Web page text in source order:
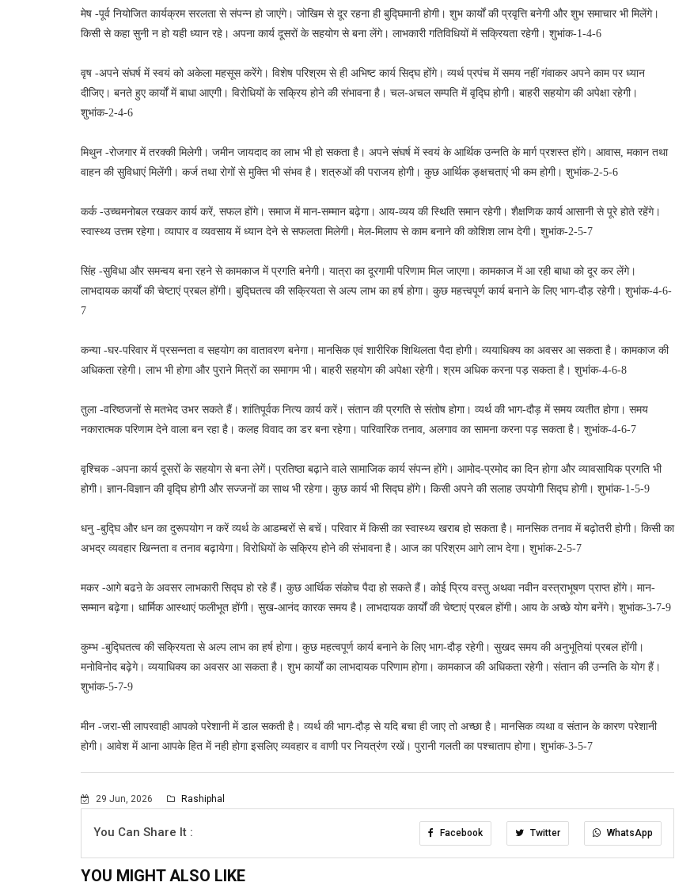
मेष -पूर्व नियोजित कार्यक्रम सरलता से संपन्न हो जाएंगे। जोखिम से दूर रहना ही बुद्घिमानी होगी। शुभ कार्यों की प्रवृत्ति बनेगी और शुभ समाचार भी मिलेंगे।
किसी से कहा सुनी न हो यही ध्यान रहे। अपना कार्य दूसरों के सहयोग से बना लेंगे। लाभकारी गतिविधियों में सक्रियता रहेगी। शुभांक-1-4-6
वृष -अपने संघर्ष में स्वयं को अकेला महसूस करेंगे। विशेष परिश्रम से ही अभिष्ट कार्य सिद्घ होंगे। व्यर्थ प्रपंच में समय नहीं गंवाकर अपने काम पर ध्यान
दीजिए। बनते हुए कार्यों में बाधा आएगी। विरोधियों के सक्रिय होने की संभावना है। चल-अचल सम्पति में वृद्घि होगी। बाहरी सहयोग की अपेक्षा रहेगी।
शुभांक-2-4-6
मिथुन -रोजगार में तरक्की मिलेगी। जमीन जायदाद का लाभ भी हो सकता है। अपने संघर्ष में स्वयं के आर्थिक उन्नति के मार्ग प्रशस्त होंगे। आवास, मकान तथा
वाहन की सुविधाएं मिलेंगी। कर्ज तथा रोगों से मुक्ति भी संभव है। शत्रुओं की पराजय होगी। कुछ आर्थिक ङ्क्षचताएं भी कम होगी। शुभांक-2-5-6
कर्क -उच्चमनोबल रखकर कार्य करें, सफल होंगे। समाज में मान-सम्मान बढ़ेगा। आय-व्यय की स्थिति समान रहेगी। शैक्षणिक कार्य आसानी से पूरे होते रहेंगे।
स्वास्थ्य उत्तम रहेगा। व्यापार व व्यवसाय में ध्यान देने से सफलता मिलेगी। मेल-मिलाप से काम बनाने की कोशिश लाभ देगी। शुभांक-2-5-7
सिंह -सुविधा और समन्वय बना रहने से कामकाज में प्रगति बनेगी। यात्रा का दूरगामी परिणाम मिल जाएगा। कामकाज में आ रही बाधा को दूर कर लेंगे।
लाभदायक कार्यों की चेष्टाएं प्रबल होंगी। बुद्घितत्व की सक्रियता से अल्प लाभ का हर्ष होगा। कुछ महत्त्वपूर्ण कार्य बनाने के लिए भाग-दौड़ रहेगी। शुभांक-4-6-
7
कन्या -घर-परिवार में प्रसन्नता व सहयोग का वातावरण बनेगा। मानसिक एवं शारीरिक शिथिलता पैदा होगी। व्ययाधिक्य का अवसर आ सकता है। कामकाज की
अधिकता रहेगी। लाभ भी होगा और पुराने मित्रों का समागम भी। बाहरी सहयोग की अपेक्षा रहेगी। श्रम अधिक करना पड़ सकता है। शुभांक-4-6-8
तुला -वरिष्ठजनों से मतभेद उभर सकते हैं। शांतिपूर्वक नित्य कार्य करें। संतान की प्रगति से संतोष होगा। व्यर्थ की भाग-दौड़ में समय व्यतीत होगा। समय
नकारात्मक परिणाम देने वाला बन रहा है। कलह विवाद का डर बना रहेगा। पारिवारिक तनाव, अलगाव का सामना करना पड़ सकता है। शुभांक-4-6-7
वृश्चिक -अपना कार्य दूसरों के सहयोग से बना लेगें। प्रतिष्ठा बढ़ाने वाले सामाजिक कार्य संपन्न होंगे। आमोद-प्रमोद का दिन होगा और व्यावसायिक प्रगति भी
होगी। ज्ञान-विज्ञान की वृद्घि होगी और सज्जनों का साथ भी रहेगा। कुछ कार्य भी सिद्घ होंगे। किसी अपने की सलाह उपयोगी सिद्घ होगी। शुभांक-1-5-9
धनु -बुद्घि और धन का दुरूपयोग न करें व्यर्थ के आडम्बरों से बचें। परिवार में किसी का स्वास्थ्य खराब हो सकता है। मानसिक तनाव में बढ़ोतरी होगी। किसी का
अभद्र व्यवहार खिन्नता व तनाव बढ़ायेगा। विरोधियों के सक्रिय होने की संभावना है। आज का परिश्रम आगे लाभ देगा। शुभांक-2-5-7
मकर -आगे बढऩे के अवसर लाभकारी सिद्घ हो रहे हैं। कुछ आर्थिक संकोच पैदा हो सकते हैं। कोई प्रिय वस्तु अथवा नवीन वस्त्राभूषण प्राप्त होंगे। मान-
सम्मान बढ़ेगा। धार्मिक आस्थाएं फलीभूत होंगी। सुख-आनंद कारक समय है। लाभदायक कार्यों की चेष्टाएं प्रबल होंगी। आय के अच्छे योग बनेंगे। शुभांक-3-7-9
कुम्भ -बुद्घितत्व की सक्रियता से अल्प लाभ का हर्ष होगा। कुछ महत्वपूर्ण कार्य बनाने के लिए भाग-दौड़ रहेगी। सुखद समय की अनुभूतियां प्रबल होंगी।
मनोविनोद बढ़ेगे। व्ययाधिक्य का अवसर आ सकता है। शुभ कार्यों का लाभदायक परिणाम होगा। कामकाज की अधिकता रहेगी। संतान की उन्नति के योग हैं।
शुभांक-5-7-9
मीन -जरा-सी लापरवाही आपको परेशानी में डाल सकती है। व्यर्थ की भाग-दौड़ से यदि बचा ही जाए तो अच्छा है। मानसिक व्यथा व संतान के कारण परेशानी
होगी। आवेश में आना आपके हित में नही होगा इसलिए व्यवहार व वाणी पर नियत्रंण रखें। पुरानी गलती का पश्चाताप होगा। शुभांक-3-5-7
29 Jun, 2026 Rashiphal
You Can Share It : Facebook Twitter WhatsApp
YOU MIGHT ALSO LIKE